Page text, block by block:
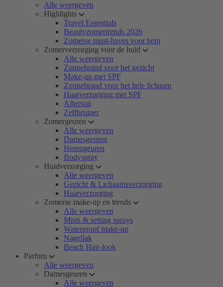
Alle weergeven
Highlights
Travel Essentials
Beautyzomertrends 2026
Zomerse must-haves voor hem
Zomerverzorging voor de huid
Alle weergeven
Zonnebrand voor het gezicht
Make-up met SPF
Zonnebrand voor het hele lichaam
Haarverzorging met SPF
Aftersun
Zelfbruiner
Zomergeuren
Alle weergeven
Damesgeuren
Herengeuren
Bodyspray
Huidverzorging
Alle weergeven
Gezicht & Lichaamsverzorging
Haarverzorging
Zomerse make-up en trends
Alle weergeven
Mists & setting sprays
Waterproof make-up
Nagellak
Beach Hair-look
Parfum
Alle weergeven
Damesgeuren
Alle weergeven